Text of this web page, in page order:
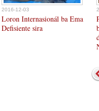
2016-12-03
Loron Internasionál ba Ema
Defisiente sira